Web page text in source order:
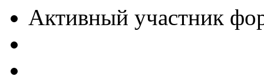
Активный участник